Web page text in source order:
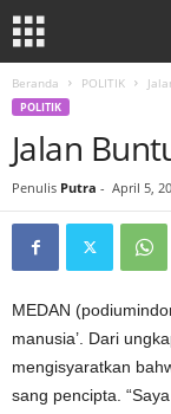
Beranda POLITIK
POLITIK
Jalan
Penulis Putra - April 5,
MEDAN
manusia’. Dari
mengisyaratkan
sang pencipta.